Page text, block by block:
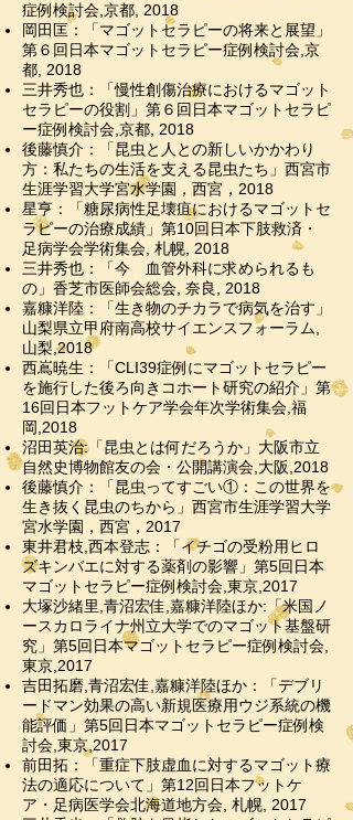
症例検討会,京都, 2018
岡田匡：「マゴットセラピーの将来と展望」
第６回日本マゴットセラピー症例検討会,京
都, 2018
三井秀也：「慢性創傷治療におけるマゴット
セラピーの役割」第６回日本マゴットセラピ
ー症例検討会,京都, 2018
後藤慎介：「昆虫と人との新しいかかわり
方：私たちの生活を支える昆虫たち」西宮市
生涯学習大学宮水学園，西宮，2018
星亨：「糖尿病性足壊疽におけるマゴットセ
ラピーの治療成績」第10回日本下肢救済・
足病学会学術集会, 札幌, 2018
三井秀也：「今 血管外科に求められるも
の」香芝市医師会総会, 奈良, 2018
嘉糠洋陸：「生き物のチカラで病気を治す」
山梨県立甲府南高校サイエンスフォーラム,
山梨,2018
西嶌暁生：「CLI39症例にマゴットセラピー
を施行した後ろ向きコホート研究の紹介」第
16回日本フットケア学会年次学術集会,福
岡,2018
沼田英治:「昆虫とは何だろうか」大阪市立
自然史博物館友の会・公開講演会,大阪,2018
後藤慎介：「昆虫ってすごい①：この世界を
生き抜く昆虫のちから」西宮市生涯学習大学
宮水学園，西宮，2017
東井君枝,西本登志：「イチゴの受粉用ヒロ
ズキンバエに対する薬剤の影響」第5回日本
マゴットセラピー症例検討会,東京,2017
大塚沙緒里,青沼宏佳,嘉糠洋陸ほか:「米国ノ
ースカロライナ州立大学でのマゴット基盤研
究」第5回日本マゴットセラピー症例検討会,
東京,2017
吉田拓磨,青沼宏佳,嘉糠洋陸ほか：「デブリ
ードマン効果の高い新規医療用ウジ系統の機
能評価」第5回日本マゴットセラピー症例検
討会,東京,2017
前田拓：「重症下肢虚血に対するマゴット療
法の適応について」第12回日本フットケ
ア・足病医学会北海道地方会, 札幌, 2017